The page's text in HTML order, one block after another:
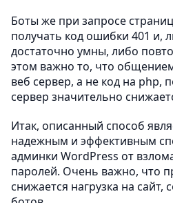
Боты же при запросе
получать код ошибки 401 и,
достаточно умны, либо
этом важно то, что
веб сервер, а не код на php,
сервер значительно
Итак, описанный способ
надежным и эффективным
админки WordPress от
паролей. Очень важно, что
снижается нагрузка на сайт,